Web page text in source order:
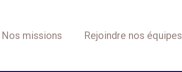
Nos missions Rejoindre nos équipes